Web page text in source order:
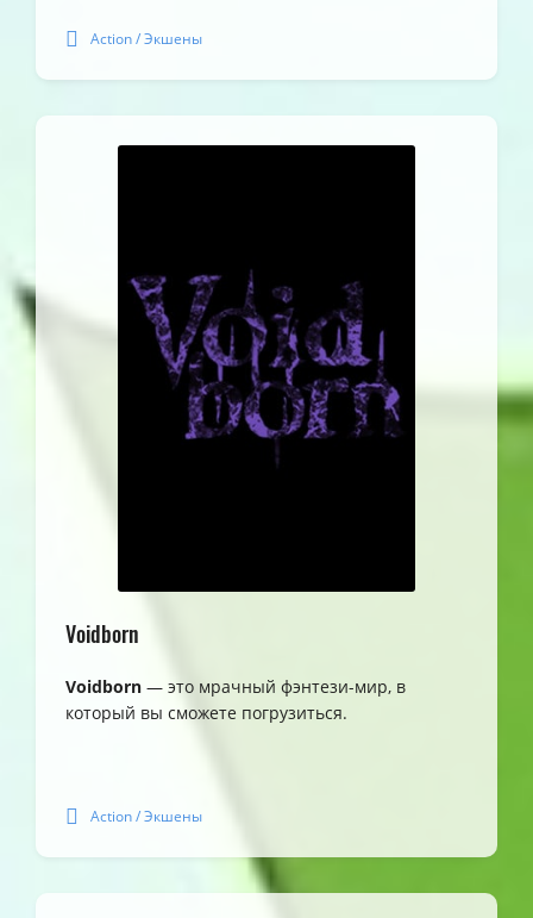
Action / Экшены
Voidborn
Voidborn — это мрачный фэнтези-мир, в
который вы сможете погрузиться.
Action / Экшены